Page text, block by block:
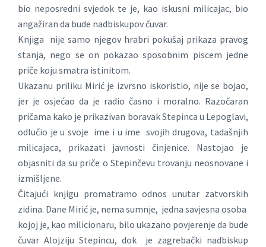
bio neposredni svjedok te je, kao iskusni milicajac, bio
angažiran da bude nadbiskupov čuvar.
Knjiga nije samo njegov hrabri pokušaj prikaza pravog
stanja, nego se on pokazao sposobnim piscem jedne
priče koju smatra istinitom.
Ukazanu priliku Mirić je izvrsno iskoristio, nije se bojao,
jer je osjećao da je radio časno i moralno. Razočaran
pričama kako je prikazivan boravak Stepinca u Lepoglavi,
odlučio je u svoje ime i u ime svojih drugova, tadašnjih
milicajaca, prikazati javnosti činjenice. Nastojao je
objasniti da su priče o Stepinčevu trovanju neosnovane i
izmišljene.
Čitajući knjigu promatramo odnos unutar zatvorskih
zidina. Dane Mirić je, nema sumnje, jedna savjesna osoba
kojoj je, kao milicionaru, bilo ukazano povjerenje da bude
čuvar Alojziju Stepincu, dok je zagrebački nadbiskup